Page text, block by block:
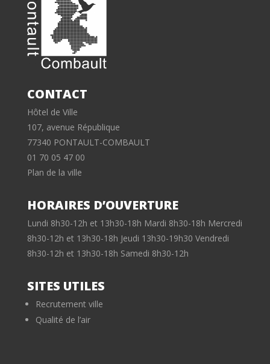
CONTACT
Hôtel de Ville
107, avenue République
77340 PONTAULT-COMBAULT
01 70 05 47 00
Plan de la ville
HORAIRES D’OUVERTURE
Lundi 8h30-12h et 13h30-18h Mardi 8h30-18h Mercredi
8h30-12h et 13h30-18h Jeudi 13h30-19h30 Vendredi
8h30-12h et 13h30-18h Samedi 8h30-12h
SITES UTILES
Recrutement ville
Qualité de l’air